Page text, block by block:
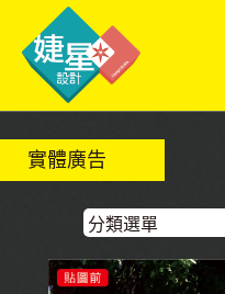
實體廣告